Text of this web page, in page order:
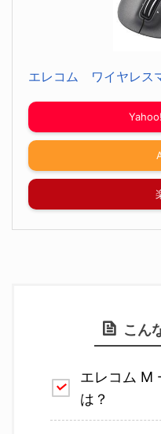
エレコム ワイヤレス
こん
エレコム M
は？